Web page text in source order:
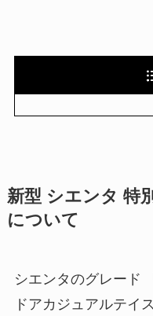
新型 シエンタ 特
について
シエンタのグレード
ドアカジュアルテイ